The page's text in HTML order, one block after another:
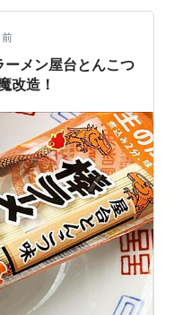
り粉・…
メン屋台とんこつ
改造！